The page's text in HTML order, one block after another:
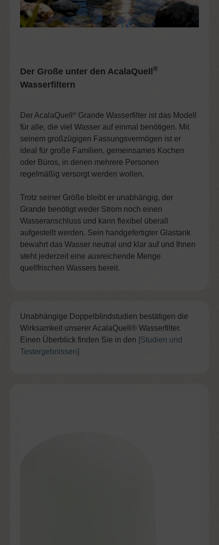
Der Große unter den AcalaQuell®
Wasserfiltern
Der AcalaQuell ® Grande Wasserfilter ist das Modell
für alle, die viel Wasser auf einmal benötigen. Mit
seinem großzügigen Fassungsvermögen ist er
ideal für große Familien, gemeinsames Kochen
oder Büros, in denen mehrere Personen
regelmäßig versorgt werden wollen.
Trotz seiner Größe bleibt er unabhängig, der
Grande benötigt weder Strom noch einen
Wasseranschluss und kann flexibel überall
aufgestellt werden. Sein handgefertigter Glastank
bewahrt das Wasser neutral und klar auf und Ihnen
steht jederzeit eine ausreichende Menge
quellfrischen Wassers bereit.
Unabhängige Doppelblindstudien bestätigen die
Wirksamkeit unserer AcalaQuell® Wasserfilter.
Einen Überblick finden Sie in den [Studien und
Testergebnissen]